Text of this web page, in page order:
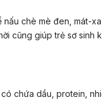
nấu chè mè đen, mát-
cũng giúp trẻ sơ sinh
chứa dầu, protein,